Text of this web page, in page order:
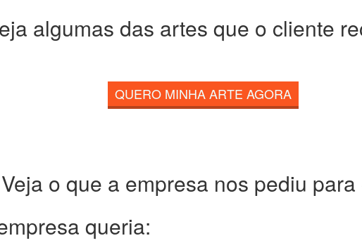
algumas das artes que o cliente
QUERO MINHA ARTE AGORA
Veja o que a empresa nos pediu para
queria: